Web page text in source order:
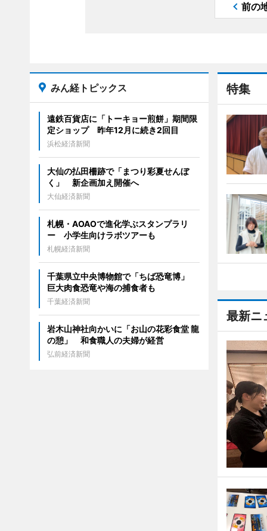
前の
特集
最新ニ
みん経トピックス
遠鉄百貨店に「トーキョー煎餅」期間限
定ショップ 昨年12月に続き2回目
浜松経済新聞
大仙の払田柵跡で「まつり彩夏せんぼ
く」 新企画加え開催へ
大仙経済新聞
札幌・AOAOで進化学ぶスタンプラリ
ー 小学生向けラボツアーも
札幌経済新聞
千葉県立中央博物館で「ちば恐竜博」
巨大肉食恐竜や海の捕食者も
千葉経済新聞
岩木山神社向かいに「お山の花彩食堂 龍
の憩」 和食職人の夫婦が経営
弘前経済新聞